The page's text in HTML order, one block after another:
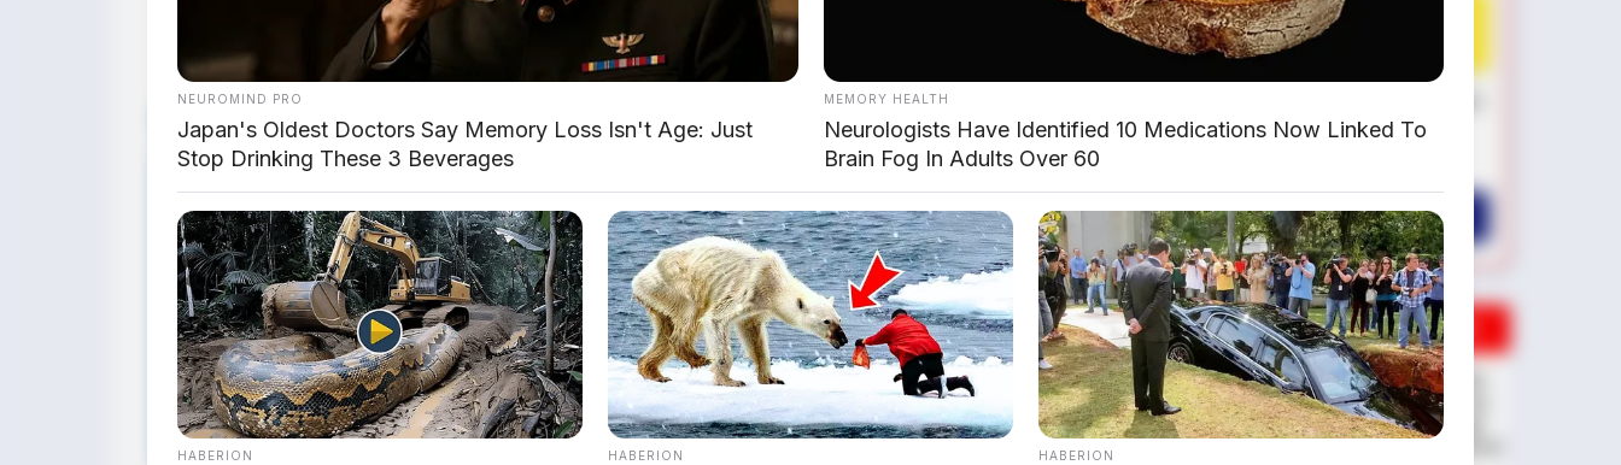
📸 Omoway OMO X – motor listrik self-balancing dengan suspensi O.D.W (Double Wishbone).
💰 Simulasi Kredit Omoway OMO X →
JAKARTA, 26 Maret 2026– Dunia otomotif kembali diguncang pernyataanYulong
Chen, Head of Sales Omoway, di grup diskusi terbuka. Dalam pernyataannya, ia
menantang publik untuk mempelajari lebih dulu tentangsepeda motor yang
menggunakan suspensi serupa, kelasnya, dan harganya. Lalu dengan nada
misterius, ia menambahkan:"Saat Omox mengumumkan harganya, semua
orang tentu akan terkejut."Apa yang sebenarnya Yulong maksud? Mari kita
bedah!
DP MULAI
100RB
✅ Proses 1 Jam Langsung ACC
AMBIL PROMO >
DIJUAL MOBIL BEKAS DENPASAR
DIJUAL: Suzuki Swift GX 2013
Manual – Hitam Legam, Low
KM 100 Ribu, Pajak Panjang!
Kondisi Istimewa di Denpasar
NEUROMIND PRO
Japan's Oldest Doctors Say Memory Loss Isn't Age: Just
Stop Drinking These 3 Beverages
MEMORY HEALTH
Neurologists Have Identified 10 Medications Now Linked To
Brain Fog In Adults Over 60
HABERION HABERION HABERION